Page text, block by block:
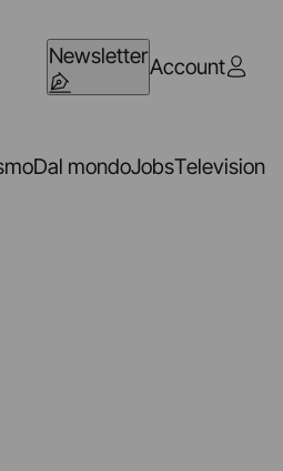
NewsletterAccount
Dal mondoJobsTelevision